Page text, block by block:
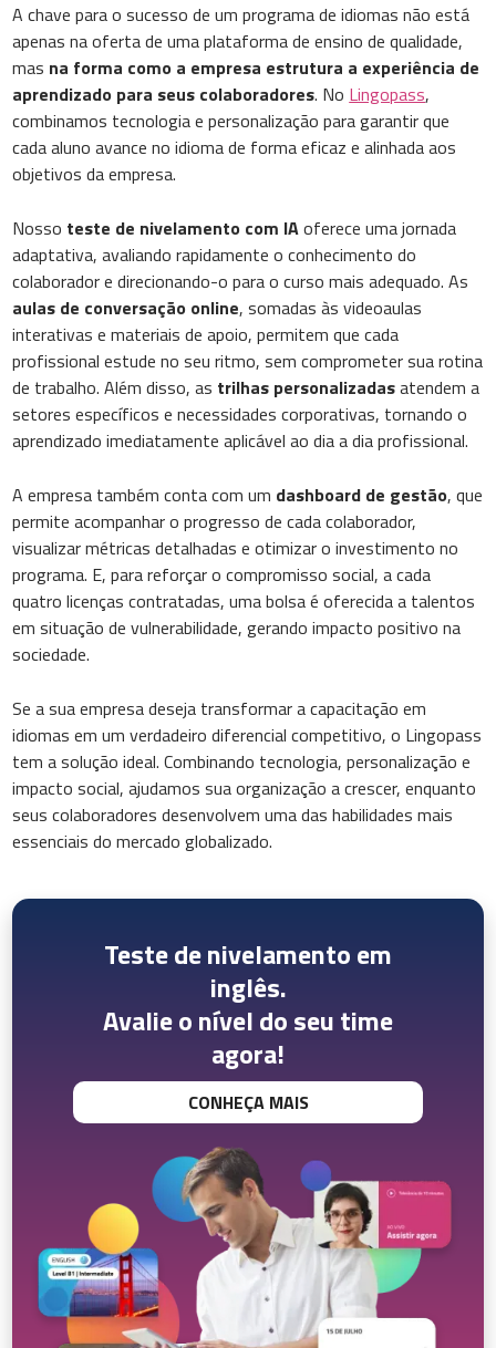
A chave para o sucesso de um programa de idiomas não está
apenas na oferta de uma plataforma de ensino de qualidade,
mas na forma como a empresa estrutura a experiência de
aprendizado para seus colaboradores. No Lingopass,
combinamos tecnologia e personalização para garantir que
cada aluno avance no idioma de forma eficaz e alinhada aos
objetivos da empresa.
Nosso teste de nivelamento com IAoferece uma jornada
adaptativa, avaliando rapidamente o conhecimento do
colaborador e direcionando-o para o curso mais adequado. As
aulas de conversação online, somadas às videoaulas
interativas e materiais de apoio, permitem que cada
profissional estude no seu ritmo, sem comprometer sua rotina
de trabalho. Além disso, as trilhas personalizadasatendem a
setores específicos e necessidades corporativas, tornando o
aprendizado imediatamente aplicável ao dia a dia profissional.
A empresa também conta com um dashboard de gestão, que
permite acompanhar o progresso de cada colaborador,
visualizar métricas detalhadas e otimizar o investimento no
programa. E, para reforçar o compromisso social, a cada
quatro licenças contratadas, uma bolsa é oferecida a talentos
em situação de vulnerabilidade, gerando impacto positivo na
sociedade.
Se a sua empresa deseja transformar a capacitação em
idiomas em um verdadeiro diferencial competitivo, o Lingopass
tem a solução ideal. Combinando tecnologia, personalização e
impacto social, ajudamos sua organização a crescer, enquanto
seus colaboradores desenvolvem uma das habilidades mais
essenciais do mercado globalizado.
Teste de nivelamento em
inglês.
Avalie o nível do seu time
agora!
CONHEÇA MAIS